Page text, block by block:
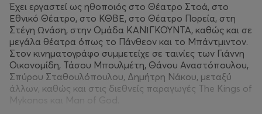
Έχει εργαστεί ως ηθοποιός στο Θέατρο Στοά, στο
Εθνικό Θέατρο, στο ΚΘΒΕ, στο Θέατρο Πορεία, στη
Στέγη Ωνάση, στην Ομάδα ΚΑΝΙΓΚΟΥΝΤΑ, καθώς και σε
μεγάλα θέατρα όπως το Πάνθεον και το Μπάντμιντον.
Στον κινηματογράφο συμμετείχε σε ταινίες των Γιάννη
Οικονομίδη, Τάσου Μπουλμέτη, Θάνου Αναστόπουλου,
Σπύρου Σταθουλόπουλου, Δημήτρη Νάκου, μεταξύ
άλλων, καθώς και στις διεθνείς παραγωγές The Kings of
Mykonos και Man of God.